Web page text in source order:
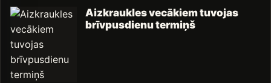
Aizkraukles vecākiem tuvojas
brīvpusdienu termiņš